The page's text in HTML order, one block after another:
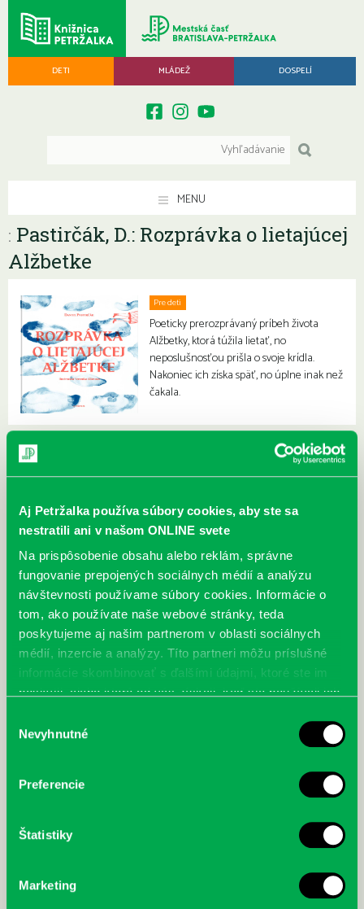
Aj Petržalka používa súbory cookies, aby ste sa
nestratili ani v našom ONLINE svete
Na prispôsobenie obsahu alebo reklám, správne
fungovanie prepojených sociálnych médií a analýzu
návštevnosti používame súbory cookies. Informácie o
tom, ako používate naše webové stránky, teda
poskytujeme aj našim partnerom v oblasti sociálnych
médií, inzercie a analýzy. Títo partneri môžu príslušné
informácie skombinovať s ďalšími údajmi, ktoré ste im
poskytli, alebo ktoré od vás získali, keď ste používali ich
súhlasu
Nevyhnutné
Preferencie
Štatistiky
Marketing
DETI MLÁDEŽ DOSPELÍ
MENU
: Pastirčák, D.: Rozprávka o lietajúcej
Alžbetke
Pre deti
Poeticky prerozprávaný príbeh života
Alžbetky, ktorá túžila lietať, no
neposlušnosťou prišla o svoje krídla.
Nakoniec ich získa späť, no úplne inak než
čakala.
McGrath, Andy: Tadej Pogačar:
Prvá biografia najväčšieho